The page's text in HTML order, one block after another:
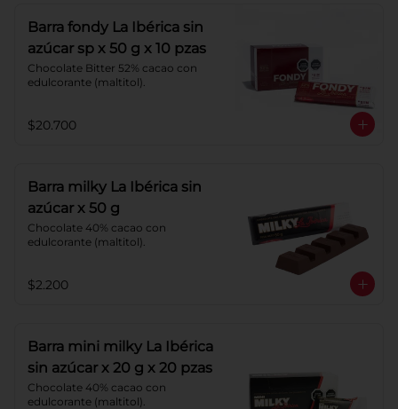
Barra fondy La Ibérica sin
azúcar sp x 50 g x 10 pzas
Chocolate Bitter 52% cacao con
edulcorante (maltitol).
$20.700
Barra milky La Ibérica sin
azúcar x 50 g
Chocolate 40% cacao con
edulcorante (maltitol).
$2.200
Barra mini milky La Ibérica
sin azúcar x 20 g x 20 pzas
Chocolate 40% cacao con
edulcorante (maltitol).